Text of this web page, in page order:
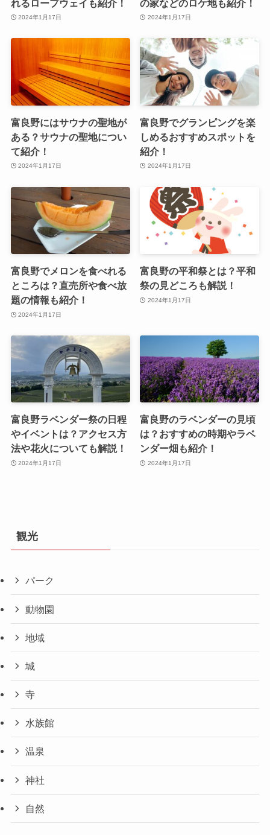
れるロープウェイも紹介！
2024年1月17日
の家などのロケ地も紹介！
2024年1月17日
富良野にはサウナの聖地が
ある？サウナの聖地につい
て紹介！
2024年1月17日
富良野でグランピングを楽
しめるおすすめスポットを
紹介！
2024年1月17日
富良野でメロンを食べれる
ところは？直売所や食べ放
題の情報も紹介！
2024年1月17日
富良野の平和祭とは？平和
祭の見どころも解説！
2024年1月17日
富良野ラベンダー祭の日程
やイベントは？アクセス方
法や花火についても解説！
2024年1月17日
富良野のラベンダーの見頃
は？おすすめの時期やラベ
ンダー畑も紹介！
2024年1月17日
観光
パーク
動物園
地域
城
寺
水族館
温泉
神社
自然